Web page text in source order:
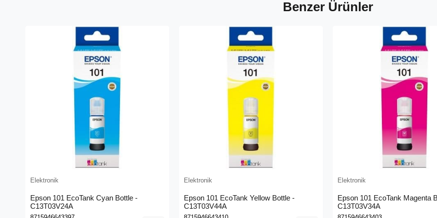
Benzer Ürünler
Elektronik
Epson 101 EcoTank Cyan Bottle -
C13T03V24A
Elektronik
Epson 101 EcoTank Yellow Bottle -
C13T03V44A
Elektronik
Epson 101 EcoTank Magenta
C13T03V34A